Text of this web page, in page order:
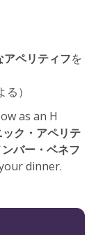
アペリティフを
る）
as an H
ク・アペリテ
バー・ベネフ
dinner.